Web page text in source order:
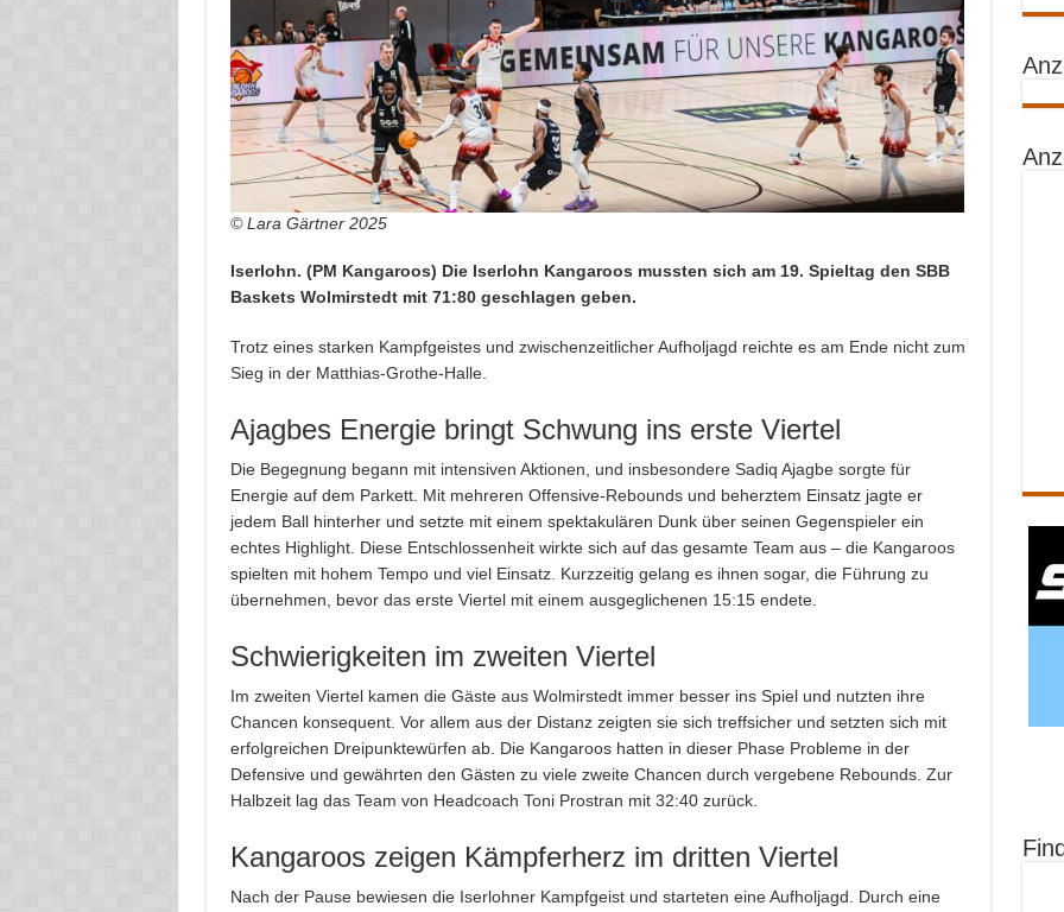
© Lara Gärtner 2025
Iserlohn. (PM Kangaroos) Die Iserlohn Kangaroos mussten sich am 19. Spieltag den SBB
Baskets Wolmirstedt mit 71:80 geschlagen geben.
Trotz eines starken Kampfgeistes und zwischenzeitlicher Aufholjagd reichte es am Ende nicht zum
Sieg in der Matthias-Grothe-Halle.
Ajagbes Energie bringt Schwung ins erste Viertel
Die Begegnung begann mit intensiven Aktionen, und insbesondere Sadiq Ajagbe sorgte für
Energie auf dem Parkett. Mit mehreren Offensive-Rebounds und beherztem Einsatz jagte er
jedem Ball hinterher und setzte mit einem spektakulären Dunk über seinen Gegenspieler ein
echtes Highlight. Diese Entschlossenheit wirkte sich auf das gesamte Team aus – die Kangaroos
spielten mit hohem Tempo und viel Einsatz. Kurzzeitig gelang es ihnen sogar, die Führung zu
übernehmen, bevor das erste Viertel mit einem ausgeglichenen 15:15 endete.
Schwierigkeiten im zweiten Viertel
Im zweiten Viertel kamen die Gäste aus Wolmirstedt immer besser ins Spiel und nutzten ihre
Chancen konsequent. Vor allem aus der Distanz zeigten sie sich treffsicher und setzten sich mit
erfolgreichen Dreipunktewürfen ab. Die Kangaroos hatten in dieser Phase Probleme in der
Defensive und gewährten den Gästen zu viele zweite Chancen durch vergebene Rebounds. Zur
Halbzeit lag das Team von Headcoach Toni Prostran mit 32:40 zurück.
Kangaroos zeigen Kämpferherz im dritten Viertel
Nach der Pause bewiesen die Iserlohner Kampfgeist und starteten eine Aufholjagd. Durch eine